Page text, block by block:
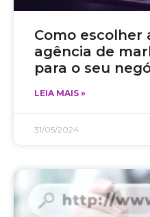
Como escolher
agência de
para o seu
LEIA MAIS »
31/05/2024